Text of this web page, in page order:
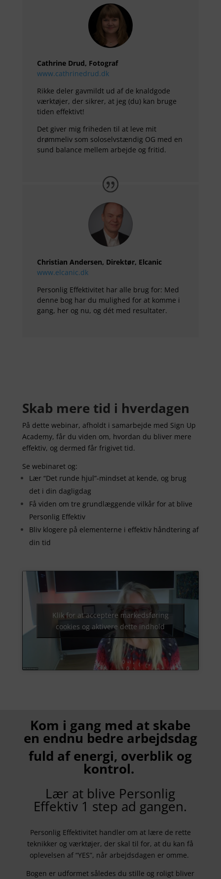
Cathrine Drud, Fotograf
www.cathrinedrud.dk
Rikke deler gavmildt ud af de knaldgode
værktøjer, der sikrer, at jeg (du) kan bruge
tiden effektivt!
Det giver mig friheden til at leve mit
drømmeliv som soloselvstændig OG med en
sund balance mellem arbejde og fritid.
Christian Andersen, Direktør, Elcanic
www.elcanic.dk
Personlig Effektivitet har alle brug for: Med
denne bog har du mulighed for at komme i
gang, her og nu, og dét med resultater.
Skab mere tid i hverdagen
På dette webinar, afholdt i samarbejde med Sign Up
Academy, får du viden om, hvordan du bliver mere
effektiv, og dermed får frigivet tid.
Se webinaret og:
Lær “Det runde hjul”-mindset at kende, og brug
det i din dagligdag
Få viden om tre grundlæggende vilkår for at blive
Personlig Effektiv
Bliv klogere på elementerne i effektiv håndtering af
din tid
Klik for at acceptere markedsføring
cookies og aktivere dette indhold
Kom i gang med at skabe
en endnu bedre arbejdsdag
fuld af energi, overblik og
kontrol.
Lær at blive Personlig
Effektiv 1 step ad gangen.
Personlig Effektivitet handler om at lære de rette
teknikker og værktøjer, der skal til for, at du kan få
oplevelsen af “YES”, når arbejdsdagen er omme.
Bogen er udformet således du stille og roligt bliver